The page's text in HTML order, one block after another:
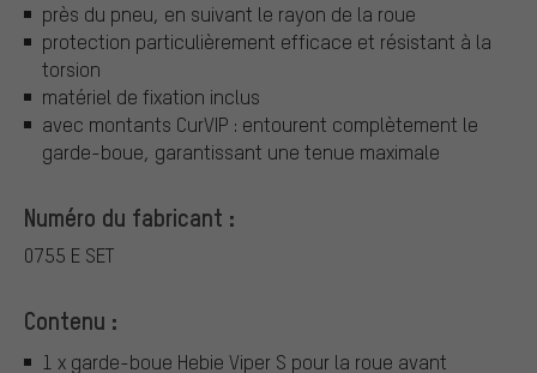
près du pneu, en suivant le rayon de la roue
protection particulièrement efficace et résistant à la
torsion
matériel de fixation inclus
avec montants CurVIP : entourent complètement le
garde-boue, garantissant une tenue maximale
Numéro du fabricant :
0755 E SET
Contenu :
1 x garde-boue Hebie Viper S pour la roue avant